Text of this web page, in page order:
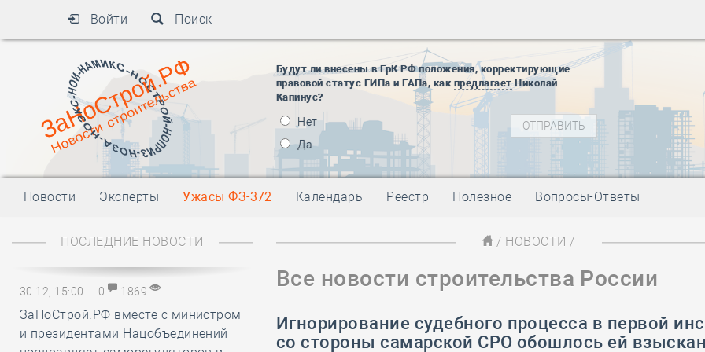
Войти Поиск
Будут ли внесены в ГрК РФ положения, корректирующие
правовой статус ГИПа и ГАПа, как предлагаетНиколай
Капинус?
Нет
Да
27 января
блокады
01 мая-
09 мая -
10 ноября
01 мая-
09 мая-
Новости Эксперты Ужасы ФЗ-372 Календарь Реестр Полезное Вопросы-Ответы
ПОСЛЕДНИЕ НОВОСТИ
30.12, 15:00 0 1869
ЗаНоСтрой.РФ вместе с министром
и президентами Нацобъединений
/ НОВОСТИ /
Все новости строительства России
Игнорирование судебного процесса в первой
со стороны самарской СРО обошлось ей